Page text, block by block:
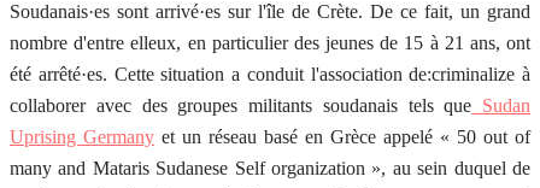
Soudanais·es sont arrivé·es sur l'île de Crète. De ce fait, un grand
nombre d'entre elleux, en particulier des jeunes de 15 à 21 ans, ont
été arrêté·es. Cette situation a conduit l'association de:criminalize à
collaborer avec des groupes militants soudanais tels que Sudan
Uprising Germany et un réseau basé en Grèce appelé « 50 out of
many and Mataris Sudanese Self organization », au sein duquel de